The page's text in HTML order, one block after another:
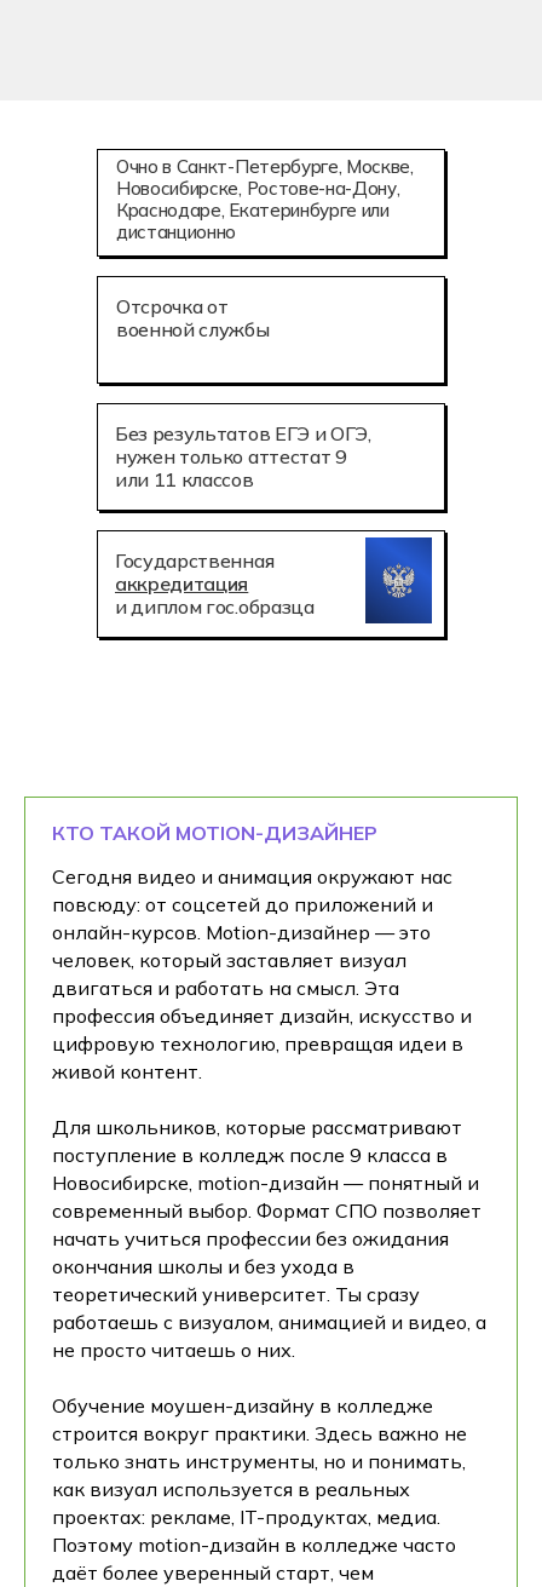
Государственная
аккредитация
и диплом гос.образца
Отсрочка от
военной службы
Без результатов ЕГЭ и ОГЭ,
нужен только аттестат 9
или 11 классов
Очно в Санкт-Петербурге, Москве,
Новосибирске, Ростове-на-Дону,
Краснодаре, Екатеринбурге или
дистанционно
КТО ТАКОЙ MOTION-ДИЗАЙНЕР
Сегодня видео и анимация окружают нас
повсюду: от соцсетей до приложений и
онлайн-курсов. Motion-дизайнер — это
человек, который заставляет визуал
двигаться и работать на смысл. Эта
профессия объединяет дизайн, искусство и
цифровую технологию, превращая идеи в
живой контент.
Для школьников, которые рассматривают
поступление в колледж после 9 класса в
Новосибирске, motion-дизайн — понятный и
современный выбор. Формат СПО позволяет
начать учиться профессии без ожидания
окончания школы и без ухода в
теоретический университет. Ты сразу
работаешь с визуалом, анимацией и видео, а
не просто читаешь о них.
Обучение моушен-дизайну в колледже
строится вокруг практики. Здесь важно не
только знать инструменты, но и понимать,
как визуал используется в реальных
проектах: рекламе, IT-продуктах, медиа.
Поэтому motion-дизайн в колледже часто
даёт более уверенный старт, чем